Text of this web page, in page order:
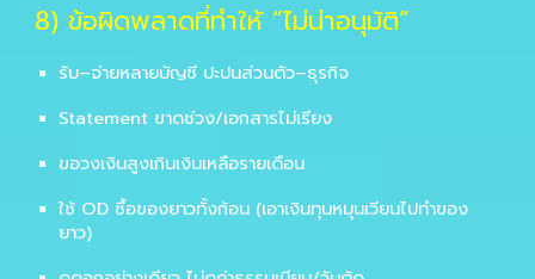
8) ข้อผิดพลาดที่ทำให้ “ไม่น่าอนุมัติ”
รับ–จ่ายหลายบัญชี ปะปนส่วนตัว–ธุรกิจ
Statement ขาดช่วง/เอกสารไม่เรียง
ขอวงเงินสูงเกินเงินเหลือรายเดือน
ใช้ OD ซื้อของยาวทั้งก้อน (เอาเงินทุนหมุนเวียนไปทำของ
ยาว)